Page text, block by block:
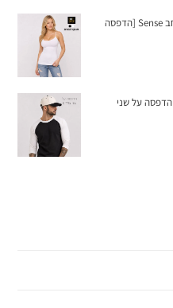
גופיית ספגטי – גופיית נשים איכותית פתח רחב Sense [הדפסה
כובע כותנה פרימיום אופנתי דגם Scorpion הדפסה על שני